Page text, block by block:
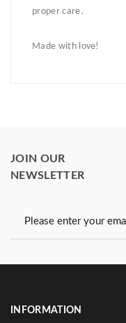
proper care.
Made with love!
JOIN OUR
NEWSLETTER
INFORMATION